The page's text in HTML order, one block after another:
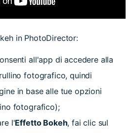
in PhotoDirector:
all'app di accedere alla
fotografico, quindi
in base alle tue opzioni
fotografico);
l'Effetto Bokeh, fai clic sul